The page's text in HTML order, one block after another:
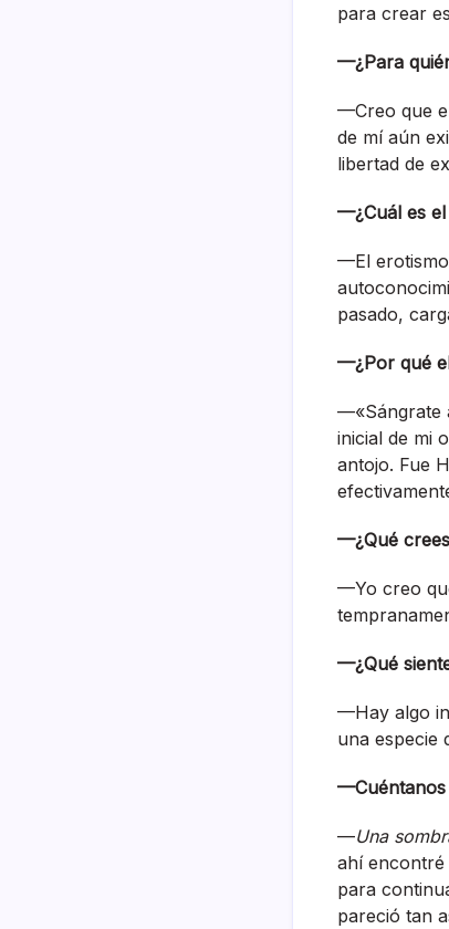
para crear
—¿Para
—Creo que
de mí aún
libertad de
—¿Cuál es el
—El
pasado,
—¿Por qué
—«Sángrate
inicial de mi
antojo. Fue
—¿Qué
—Yo creo
—¿Qué
—Hay algo
una especie
—Una
ahí
para
pareció tan